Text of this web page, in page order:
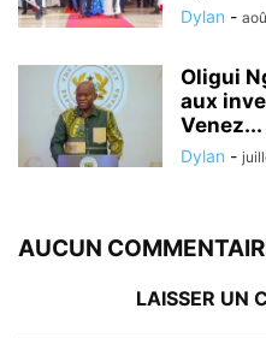
Dylan -
Oligui
aux
Venez...
Dylan -
AUCUN
LAISSER UN